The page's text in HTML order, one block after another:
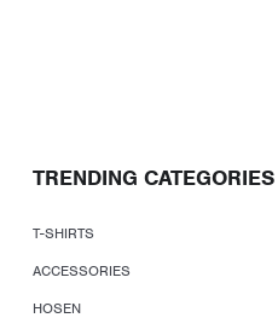
TRENDING CATEGORIES
T-SHIRTS
ACCESSORIES
HOSEN